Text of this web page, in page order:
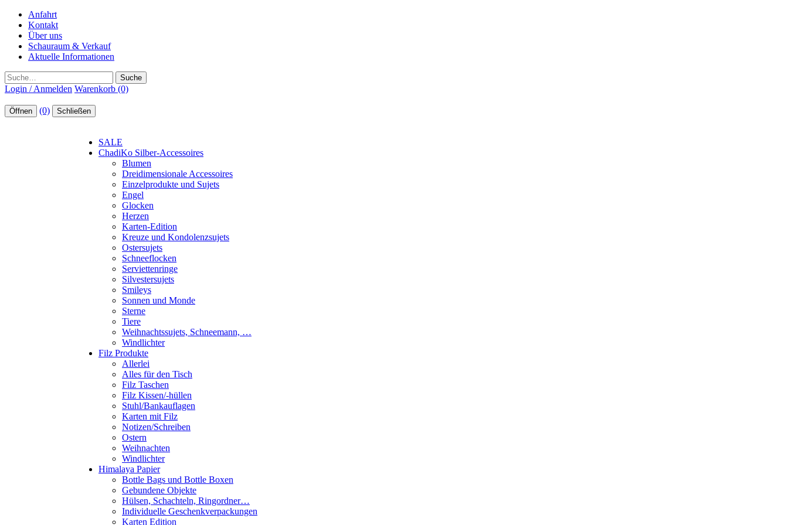
Anfahrt
Kontakt
Über uns
Schauraum & Verkauf
Aktuelle Informationen
Suche
Login / Anmelden Warenkorb (0)
Öffnen (0) Schließen
SALE
ChadiKo Silber-Accessoires
Blumen
Dreidimensionale Accessoires
Einzelprodukte und Sujets
Engel
Glocken
Herzen
Karten-Edition
Kreuze und Kondolenzsujets
Ostersujets
Schneeflocken
Serviettenringe
Silvestersujets
Smileys
Sonnen und Monde
Sterne
Tiere
Weihnachtssujets, Schneemann, …
Windlichter
Filz Produkte
Allerlei
Alles für den Tisch
Filz Taschen
Filz Kissen/-hüllen
Stuhl/Bankauflagen
Karten mit Filz
Notizen/Schreiben
Ostern
Weihnachten
Windlichter
Himalaya Papier
Bottle Bags und Bottle Boxen
Gebundene Objekte
Hülsen, Schachteln, Ringordner…
Individuelle Geschenkverpackungen
Karten Edition